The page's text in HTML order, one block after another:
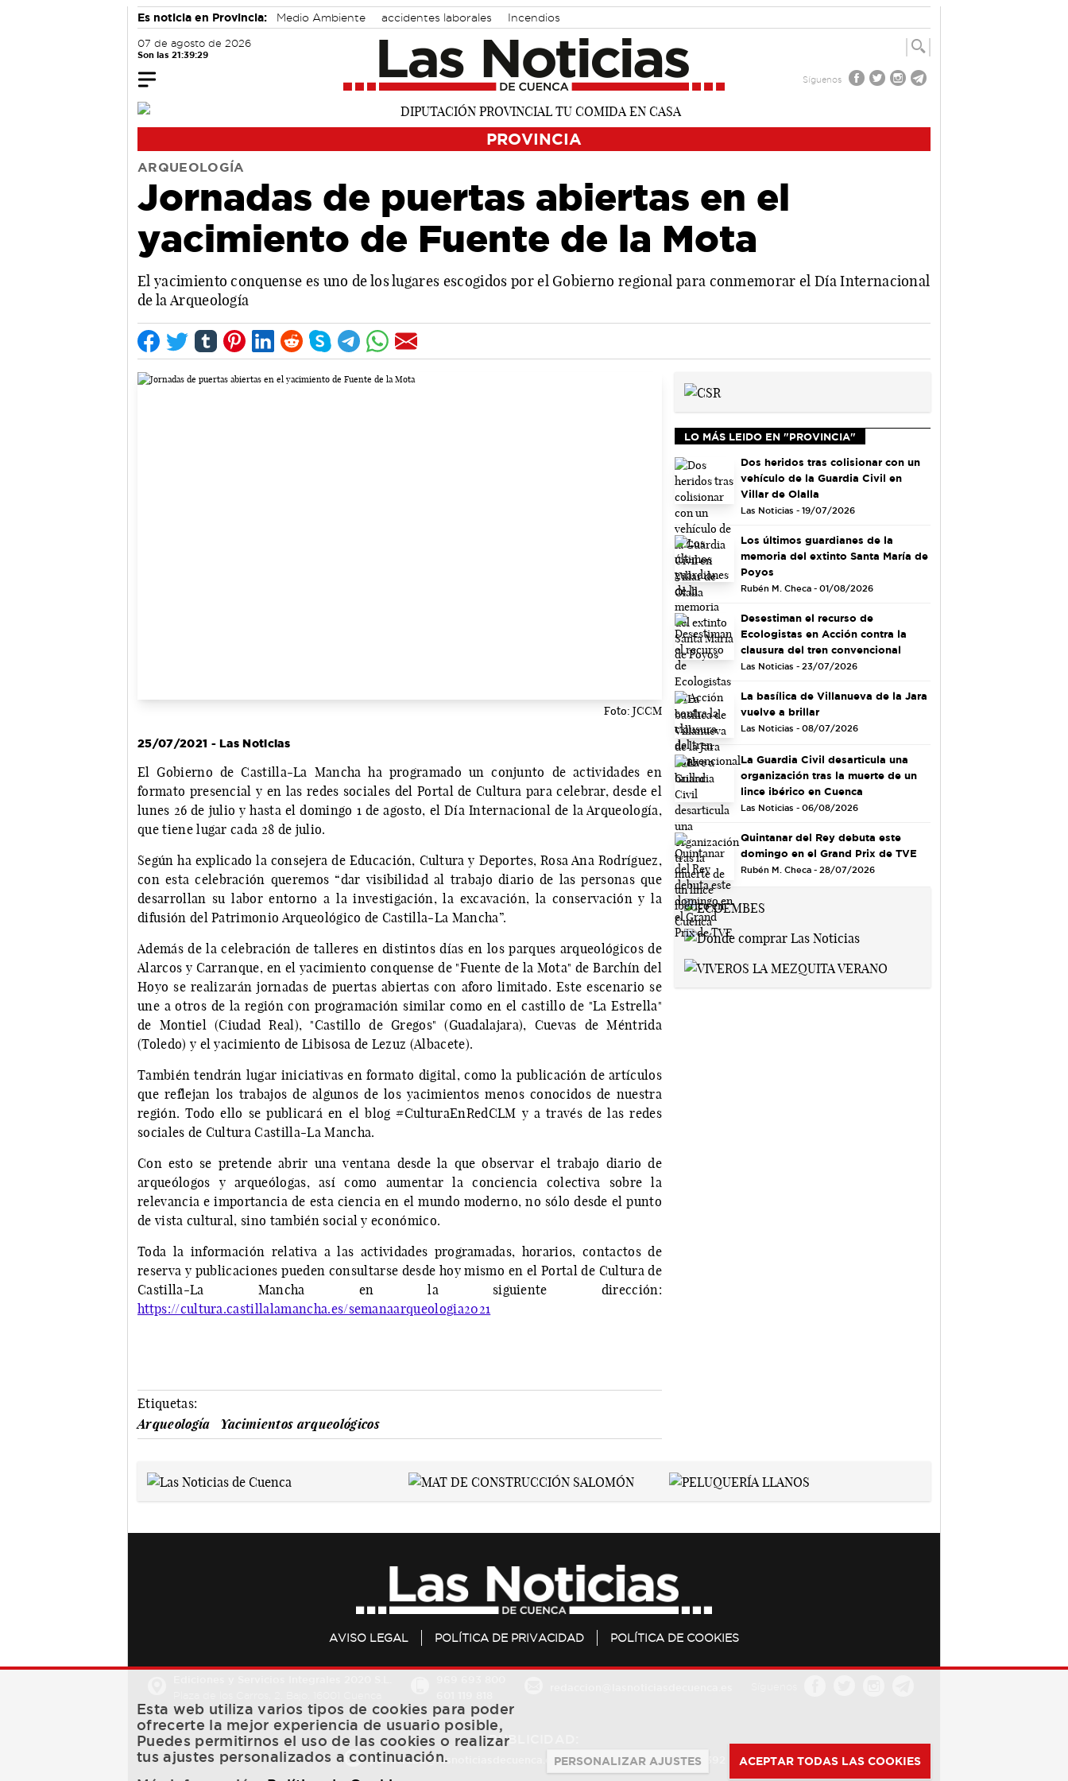
Es noticia en Provincia: Medio Ambiente accidentes laborales Incendios
07 de agosto de 2026
Son las 21:39:29
Síguenos
PROVINCIA
ARQUEOLOGÍA
Jornadas de puertas abiertas en el
yacimiento de Fuente de la Mota
El yacimiento conquense es uno de los lugares escogidos por el Gobierno regional para conmemorar el Día Internacional
de la Arqueología
Foto: JCCM
25/07/2021 - Las Noticias
El Gobierno de Castilla-La Mancha ha programado un conjunto de actividades en
formato presencial y en las redes sociales del Portal de Cultura para celebrar, desde el
lunes 26 de julio y hasta el domingo 1 de agosto, el Día Internacional de la Arqueología,
que tiene lugar cada 28 de julio.
Según ha explicado la consejera de Educación, Cultura y Deportes, Rosa Ana Rodríguez,
con esta celebración queremos “dar visibilidad al trabajo diario de las personas que
desarrollan su labor entorno a la investigación, la excavación, la conservación y la
difusión del Patrimonio Arqueológico de Castilla-La Mancha”.
Además de la celebración de talleres en distintos días en los parques arqueológicos de
Alarcos y Carranque, en el yacimiento conquense de "Fuente de la Mota" de Barchín del
Hoyo se realizarán jornadas de puertas abiertas con aforo limitado. Este escenario se
une a otros de la región con programación similar como en el castillo de "La Estrella"
de Montiel (Ciudad Real), "Castillo de Gregos" (Guadalajara), Cuevas de Méntrida
(Toledo) y el yacimiento de Libisosa de Lezuz (Albacete).
También tendrán lugar iniciativas en formato digital, como la publicación de artículos
que reflejan los trabajos de algunos de los yacimientos menos conocidos de nuestra
región. Todo ello se publicará en el blog #CulturaEnRedCLM y a través de las redes
sociales de Cultura Castilla-La Mancha.
Con esto se pretende abrir una ventana desde la que observar el trabajo diario de
arqueólogos y arqueólogas, así como aumentar la conciencia colectiva sobre la
relevancia e importancia de esta ciencia en el mundo moderno, no sólo desde el punto
de vista cultural, sino también social y económico.
Toda la información relativa a las actividades programadas, horarios, contactos de
reserva y publicaciones pueden consultarse desde hoy mismo en el Portal de Cultura de
Castilla-La Mancha en la siguiente dirección:
https://cultura.castillalamancha.es/semanaarqueologia2021
Etiquetas:
Arqueología
Yacimientos arqueológicos
LO MÁS LEIDO EN "PROVINCIA"
Dos heridos tras colisionar con un
vehículo de la Guardia Civil en
Villar de Olalla
Las Noticias - 19/07/2026
Los últimos guardianes de la
memoria del extinto Santa María de
Poyos
Rubén M. Checa - 01/08/2026
Desestiman el recurso de
Ecologistas en Acción contra la
clausura del tren convencional
Las Noticias - 23/07/2026
La basílica de Villanueva de la Jara
vuelve a brillar
Las Noticias - 08/07/2026
La Guardia Civil desarticula una
organización tras la muerte de un
lince ibérico en Cuenca
Las Noticias - 06/08/2026
Quintanar del Rey debuta este
domingo en el Grand Prix de TVE
Rubén M. Checa - 28/07/2026
AVISO LEGAL POLÍTICA DE PRIVACIDAD POLÍTICA DE COOKIES
PUBLICIDAD:
publicidad@lasnoticiasdecuenca.es 684 126 573 / 670 726 392
Esta web utiliza varios tipos de cookies para poder
ofrecerte la mejor experiencia de usuario posible,
Puedes permitirnos el uso de las cookies o realizar
tus ajustes personalizados a continuación.
PERSONALIZAR AJUSTES ACEPTAR TODAS LAS COOKIES